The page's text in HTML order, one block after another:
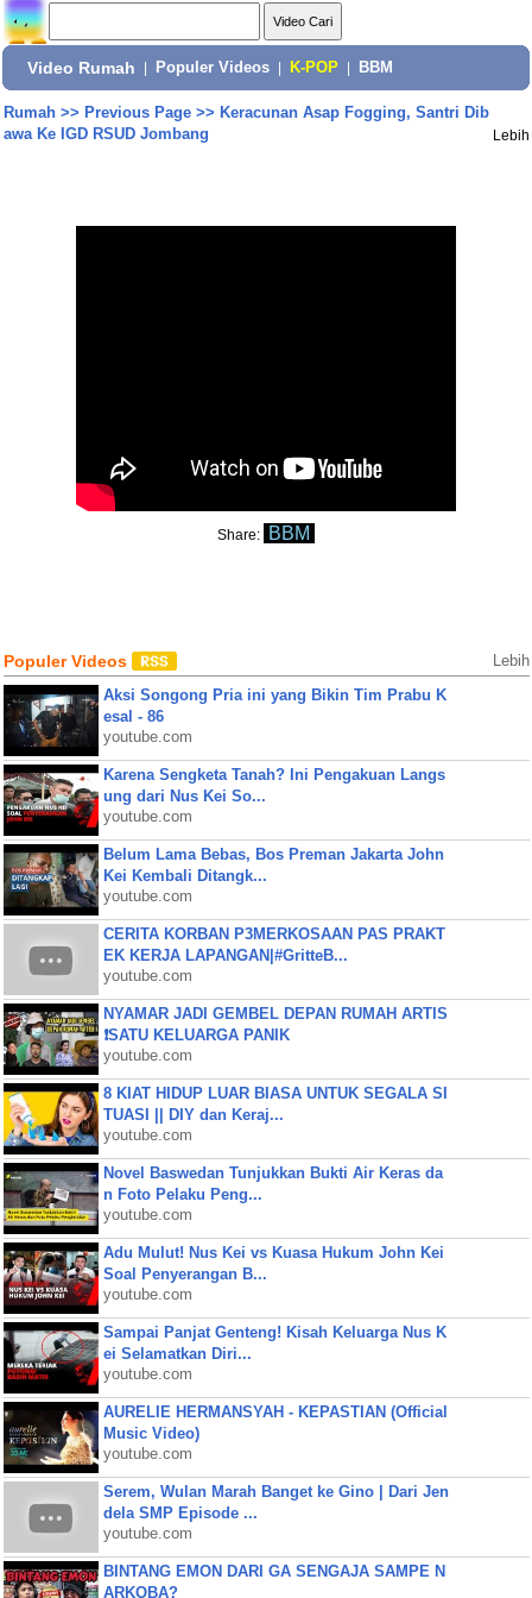
Video Rumah Populer Videos K-POP BBM
Rumah>> Previous Page>> Keracunan Asap Fogging, Santri Dib
awa Ke IGD RSUD Jombang
Lebih
Share: BBM
Populer Videos Lebih
Aksi Songong Pria ini yang Bikin Tim Prabu K
esal - 86
youtube.com
Karena Sengketa Tanah? Ini Pengakuan Langs
ung dari Nus Kei So...
youtube.com
Belum Lama Bebas, Bos Preman Jakarta John
Kei Kembali Ditangk...
youtube.com
CERITA KORBAN P3MERKOSAAN PAS PRAKT
EK KERJA LAPANGAN|#GritteB...
youtube.com
NYAMAR JADI GEMBEL DEPAN RUMAH ARTIS
❗SATU KELUARGA PANIK
youtube.com
8 KIAT HIDUP LUAR BIASA UNTUK SEGALA SI
TUASI || DIY dan Keraj...
youtube.com
Novel Baswedan Tunjukkan Bukti Air Keras da
n Foto Pelaku Peng...
youtube.com
Adu Mulut! Nus Kei vs Kuasa Hukum John Kei
Soal Penyerangan B...
youtube.com
Sampai Panjat Genteng! Kisah Keluarga Nus K
ei Selamatkan Diri...
youtube.com
AURELIE HERMANSYAH - KEPASTIAN (Official
Music Video)
youtube.com
Serem, Wulan Marah Banget ke Gino | Dari Jen
dela SMP Episode ...
youtube.com
BINTANG EMON DARI GA SENGAJA SAMPE N
ARKOBA?